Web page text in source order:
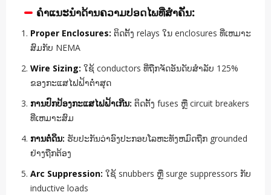
ຄໍາແນະນໍາດ້ານຄວາມປອດໄພທີ່ສໍາຄັນ:
Proper Enclosures: ຕິດຕັ້ງ relays ໃນ enclosures ທີ່ເຫມາະ
ສົມກັບ NEMA
Wire Sizing: ໃຊ້ conductors ທີ່ຖືກຈັດອັນດັບສໍາລັບ 125%
ຂອງກະແສໄຟຟ້າຕ່ໍາສຸດ
ການປົກປ້ອງກະແສໄຟຟ້າເກີນ: ຕິດຕັ້ງ fuses ຫຼື circuit breakers
ທີ່ເຫມາະສົມ
ການຕໍ່ດິນ: ຮັບປະກັນວ່າອົງປະກອບໂລຫະທັງຫມົດຖືກ grounded
ຢ່າງຖືກຕ້ອງ
Arc Suppression: ໃຊ້ snubbers ຫຼື surge suppressors ກັບ
inductive loads